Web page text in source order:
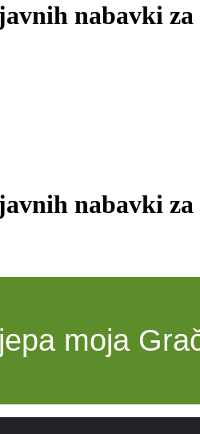
nabavki
nabavki
moja